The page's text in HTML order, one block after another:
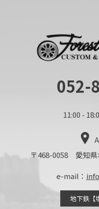
052-
11:00 -
〒468-0058 愛知県
e-mail：
地下鉄【